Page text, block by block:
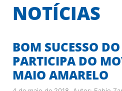
NOTÍCIAS
BOM SUCESSO
PARTICIPA DO
MAIO AMARELO